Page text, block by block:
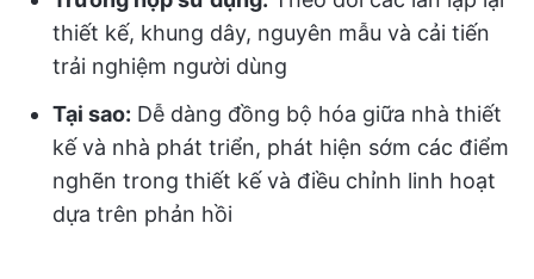
thiết kế, khung dây, nguyên mẫu và cải tiến
trải nghiệm người dùng
Tại sao: Dễ dàng đồng bộ hóa giữa nhà thiết
kế và nhà phát triển, phát hiện sớm các điểm
nghẽn trong thiết kế và điều chỉnh linh hoạt
dựa trên phản hồi